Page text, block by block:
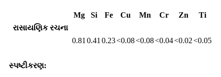
રાસાયણિક રચના
Mg Si Fe Cu Mn Cr Zn Ti
0.81 0.41 0.23<0.08<0.08<0.04<0.02<0.05
સ્પષ્ટીકરણ: